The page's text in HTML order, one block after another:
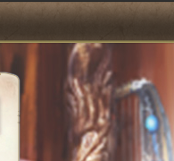
闘技場